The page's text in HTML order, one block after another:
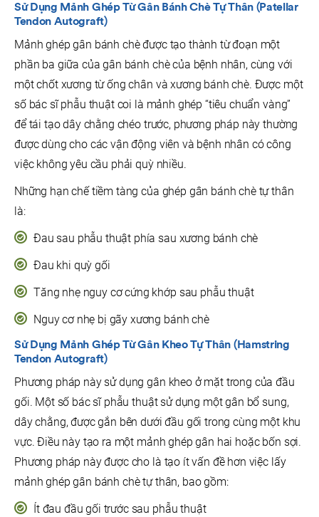
Sử Dụng Mảnh Ghép Từ GÂn Bánh Chè Tự Thân(Patellar
Tendon Autograft)
Mảnh ghép gân bánh chè được tạo thành từ đoạn một
phần ba giữa của gân bánh chè của bệnh nhân, cùng với
một chốt xương từ ống chân và xương bánh chè. Được một
số bác sĩ phẫu thuật coi là mảnh ghép “tiêu chuẩn vàng”
để tái tạo dây chằng chéo trước, phương pháp này thường
được dùng cho các vận động viên và bệnh nhân có công
việc không yêu cầu phải quỳ nhiều.
Những hạn chế tiềm tàng của ghép gân bánh chè tự thân
là:
Đau sau phẫu thuật phía sau xương bánh chè
Đau khi quỳ gối
Tăng nhẹ nguy cơ cứng khớp sau phẫu thuật
Nguy cơ nhẹ bị gãy xương bánh chè
Sử Dụng Mảnh Ghép Từ GÂn Kheo TựThân (Hamstring
Tendon Autograft)
Phương pháp này sử dụng gân kheo ở mặt trong của đầu
gối. Một số bác sĩ phẫu thuật sử dụng một gân bổ sung,
dây chằng, được gắn bên dưới đầu gối trong cùng một khu
vực. Điều này tạo ra một mảnh ghép gân hai hoặc bốn sợi.
Phương pháp này được cho là tạo ít vấn đề hơn việc lấy
mảnh ghép gân bánh chè tự thân, bao gồm:
Ít đau đầu gối trước sau phẫu thuật